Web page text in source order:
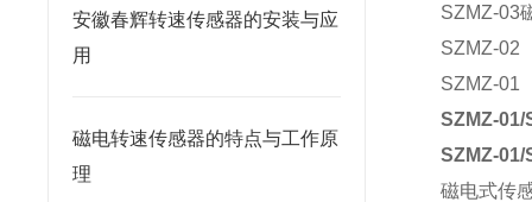
安徽春辉转速传感器的安装与应
用
磁电转速传感器的特点与工作原
理
SZMZ-03
SZMZ-02
SZMZ-01
SZMZ-01/
SZMZ-01/
磁电式传